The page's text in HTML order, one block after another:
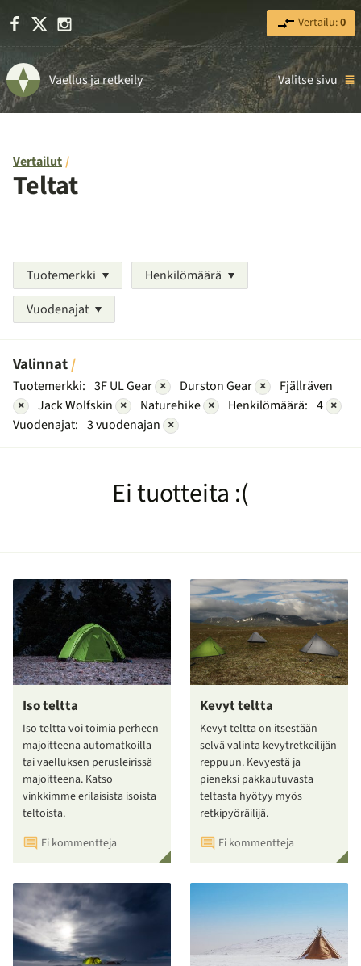
Facebook Instagram Vertailu:0
Vaellus ja retkeily Valitse sivu
Vertailut
Teltat
Tuotemerkki
Henkilömäärä
Vuodenajat
Valinnat
Tuotemerkki: 3F UL Gear × Durston Gear ×
Fjällräven
×
Jack Wolfskin × Naturehike × Henkilömäärä: 4 ×
Vuodenajat: 3 vuodenajan ×
Ei tuotteita :(
Iso teltta
Iso teltta voi toimia perheen
majoitteena automatkoilla
tai vaelluksen perusleirissä
majoitteena. Katso
vinkkimme erilaisista isoista
teltoista.
Ei kommentteja
Kevyt teltta
Kevyt teltta on itsestään
selvä valinta kevytretkeilijän
reppuun. Kevyestä ja
pieneksi pakkautuvasta
teltasta hyötyy myös
retkipyöräilijä.
Ei kommentteja